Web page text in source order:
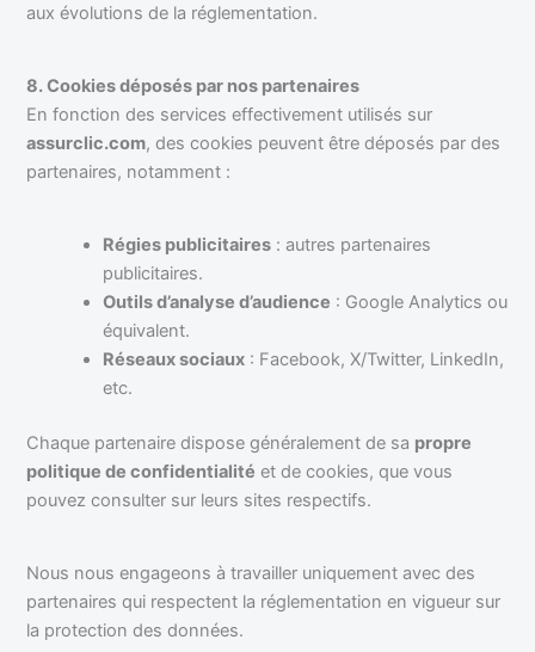
aux évolutions de la réglementation.
8. Cookies déposés par nos partenaires
En fonction des services effectivement utilisés sur
assurclic.com, des cookies peuvent être déposés par des
partenaires, notamment :
Régies publicitaires : autres partenaires
publicitaires.
Outils d’analyse d’audience : Google Analytics ou
équivalent.
Réseaux sociaux : Facebook, X/Twitter, LinkedIn,
etc.
Chaque partenaire dispose généralement de sa propre
politique de confidentialité et de cookies, que vous
pouvez consulter sur leurs sites respectifs.
Nous nous engageons à travailler uniquement avec des
partenaires qui respectent la réglementation en vigueur sur
la protection des données.